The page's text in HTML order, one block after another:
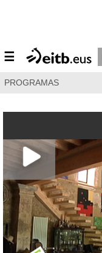
☰
PROGRAMAS